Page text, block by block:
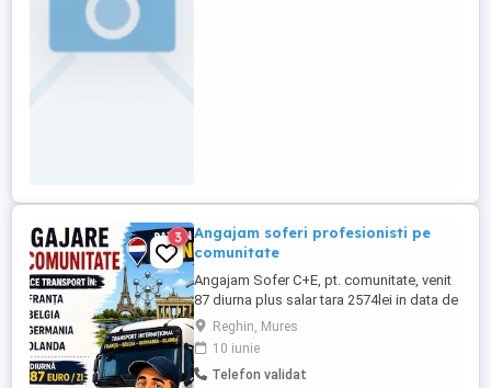
3
Angajam soferi profesionisti pe
comunitate
Angajam Sofer C+E, pt. comunitate, venit
87 diurna plus salar tara 2574lei in data de
15 ale luni Firma SC VALENTIN TRANS
SRL CAMIONELE SUNT euro 6, angajeaza
soferi C+E, cu experiență.atestat marfa si
cu experienta Tel: ferim: Seriozitate.nu
Reghin, Mures
10 iunie
Telefon validat